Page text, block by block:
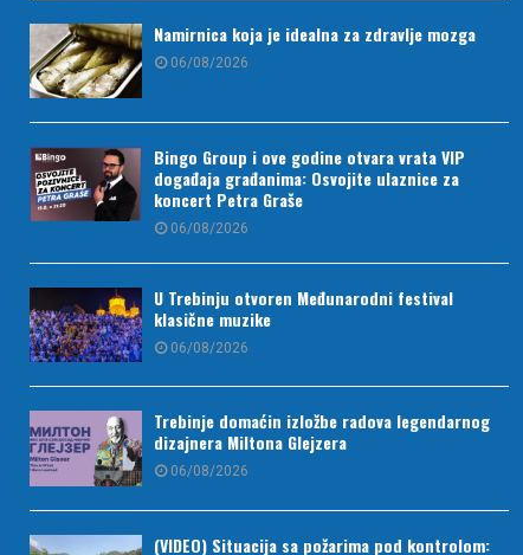
Namirnica koja je idealna za zdravlje mozga
06/08/2026
Bingo Group i ove godine otvara vrata VIP
događaja građanima: Osvojite ulaznice za
koncert Petra Graše
06/08/2026
U Trebinju otvoren Međunarodni festival
klasične muzike
06/08/2026
Trebinje domaćin izložbe radova legendarnog
dizajnera Miltona Glejzera
06/08/2026
(VIDEO) Situacija sa požarima pod kontrolom: